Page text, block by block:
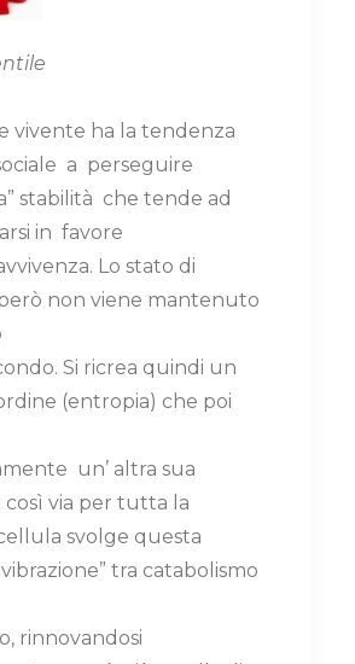
vivente ha la tendenza
a perseguire
stabilità che tende ad
in favore
Lo stato di
non viene mantenuto
Si ricrea quindi un
(entropia) che poi
un’ altra sua
così via per tutta la
svolge questa
tra catabolismo
rinnovandosi